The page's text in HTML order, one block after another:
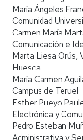
María Ángeles
Comunidad
Carmen María
Comunicación e
Marta Liesa Orús,
Huesca
María Carmen
Campus de Teruel
Esther Pueyo
Electrónica y
Pedro Esteban
Administrativa y